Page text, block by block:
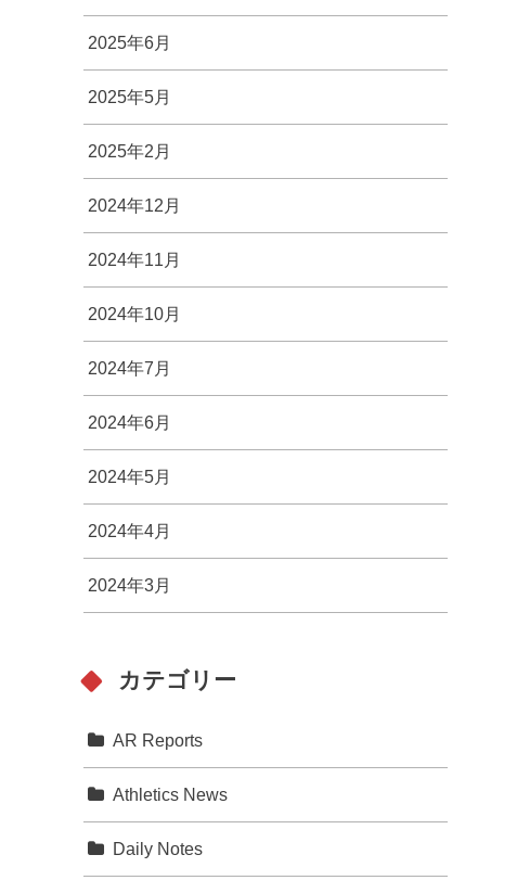
2025年6月
2025年5月
2025年2月
2024年12月
2024年11月
2024年10月
2024年7月
2024年6月
2024年5月
2024年4月
2024年3月
カテゴリー
AR Reports
Athletics News
Daily Notes